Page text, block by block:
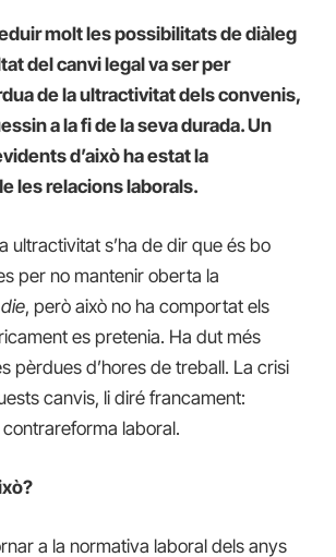
molt les possibilitats de diàleg
del canvi legal va ser per
de la ultractivitat dels convenis,
a la fi de la seva durada. Un
d’això ha estat la
les relacions laborals.
ultractivitat s’ha de dir que és bo
per no mantenir oberta la
, però això no ha comportat els
es pretenia. Ha dut més
pèrdues d’hores de treball. La crisi
canvis, li diré francament:
laboral.
a la normativa laboral dels anys